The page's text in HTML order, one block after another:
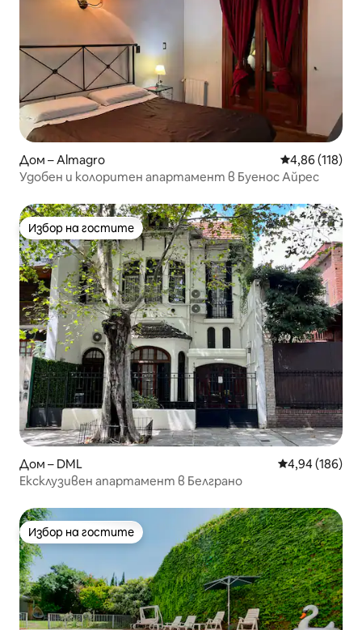
Дом – Almagro Средна
4,86 (118)
Удобен и колоритен апартамент в Буенос Айрес
Избор на гостите
Избор на гостите
Дом – DML Средна
4,94 (186)
Ексклузивен апартамент в Белграно
Избор на гостите
Избор на гостите